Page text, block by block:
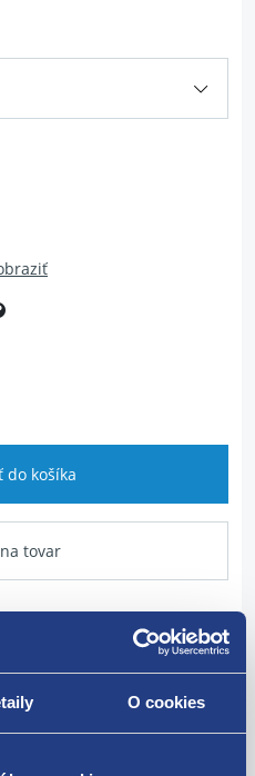
O cookies
do košíka
tovar
pre Citroen Jumper
(2006-).